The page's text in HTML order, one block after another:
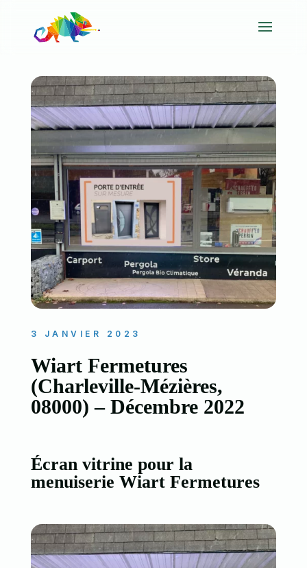
3 JANVIER 2023
Wiart Fermetures
(Charleville-Mézières,
08000) – Décembre 2022
Écran vitrine pour la
menuiserie Wiart Fermetures